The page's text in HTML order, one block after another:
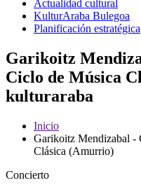
Actualidad cultural
KulturAraba Bulegoa
Planificación estratégica
Garikoitz
Ciclo de Música
kulturaraba
Inicio
Garikoitz Mendizabal -
Clásica (Amurrio)
Concierto